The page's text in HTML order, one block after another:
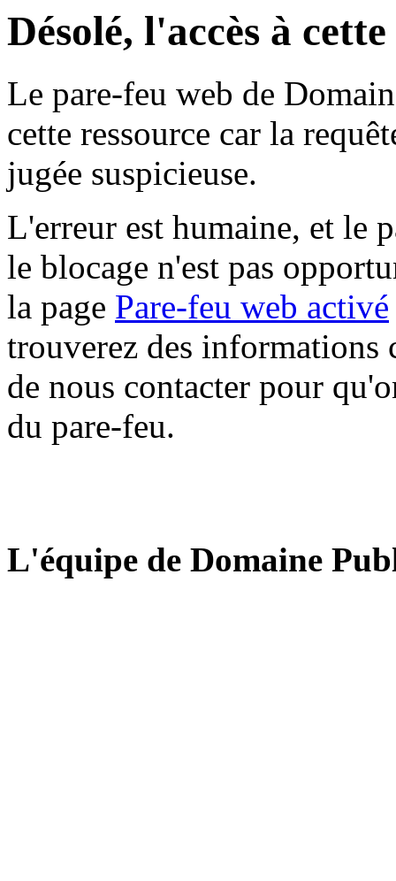
Désolé, l'accès à
Le pare-feu web de
cette ressource car la
jugée suspicieuse.
L'erreur est humaine, et le
le blocage n'est pas
la page Pare-feu web activé
trouverez des informations
de nous contacter pour
du pare-feu.
L'équipe de Domaine